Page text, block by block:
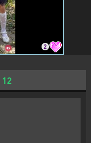
2
12